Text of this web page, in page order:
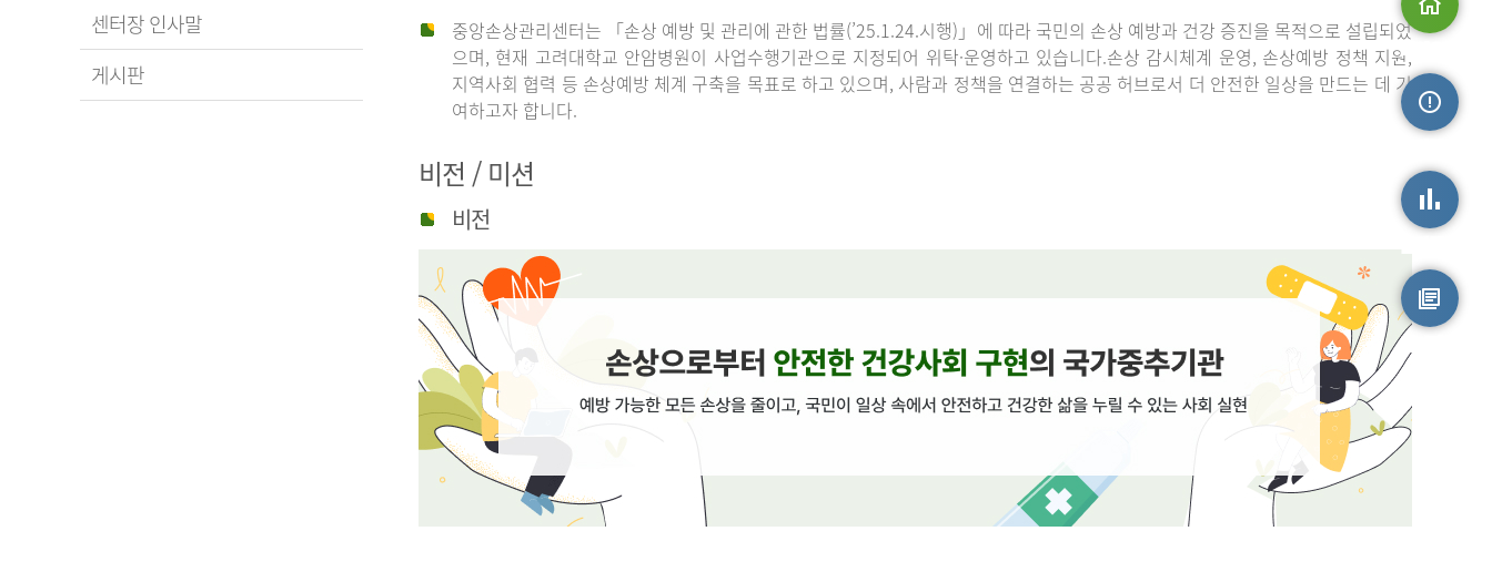
센터장 인사말
게시판
중앙손상관리센터는 「손상 예방 및 관리에 관한 법률(’25.1.24.시행)」에 따라 국민의 손상 예방과 건강 증진을 목적으로 설립되었
으며, 현재 고려대학교 안암병원이 사업수행기관으로 지정되어 위탁·운영하고 있습니다.손상 감시체계 운영, 손상예방 정책 지원,
지역사회 협력 등 손상예방 체계 구축을 목표로 하고 있으며, 사람과 정책을 연결하는 공공 허브로서 더 안전한 일상을 만드는 데 기
여하고자 합니다.
비전 / 미션
비전
원시자료